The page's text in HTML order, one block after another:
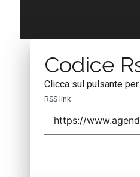
Codice
Clicca sul pulsante
RSS link